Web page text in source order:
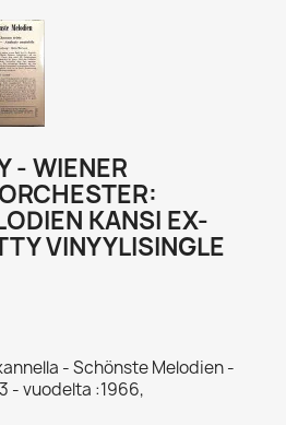
- WIENER
KANSI EX-
VINYYLISINGLE
- Schönste Melodien -
- vuodelta :1966,